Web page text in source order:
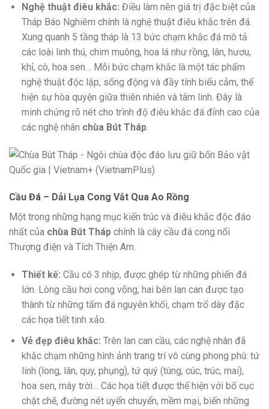
Nghệ thuật điêu khắc: Điều làm nên giá trị đặc biệt của
Tháp Báo Nghiêm chính là nghệ thuật điêu khắc trên đá.
Xung quanh 5 tầng tháp là 13 bức chạm khắc đá mô tả
các loài linh thú, chim muông, hoa lá như rồng, lân, hươu,
khỉ, cò, hoa sen… Mỗi bức chạm khắc là một tác phẩm
nghệ thuật độc lập, sống động và đầy tính biểu cảm, thể
hiện sự hòa quyện giữa thiên nhiên và tâm linh. Đây là
minh chứng rõ nét cho trình độ điêu khắc đá đỉnh cao của
các nghệ nhân chùa Bút Tháp.
Cầu Đá – Dải Lụa Cong Vắt Qua Ao Rồng
Một trong những hạng mục kiến trúc và điêu khắc độc đáo
nhất của chùa Bút Tháp chính là cây cầu đá cong nối
Thượng điện và Tích Thiện Am.
Thiết kế: Cầu có 3 nhịp, được ghép từ những phiến đá
lớn. Lòng cầu hơi cong võng, hai bên lan can được tạo
thành từ những tấm đá nguyên khối, chạm trổ dày đặc
các họa tiết tinh xảo.
Vẻ đẹp điêu khắc: Trên lan can cầu, các nghệ nhân đã
khắc chạm những hình ảnh trang trí vô cùng phong phú: tứ
linh (long, lân, quy, phụng), tứ quý (tùng, cúc, trúc, mai),
hoa sen, mây trời… Các họa tiết được thể hiện với bố cục
chặt chẽ, đường nét uyển chuyển, mềm mại, biến những